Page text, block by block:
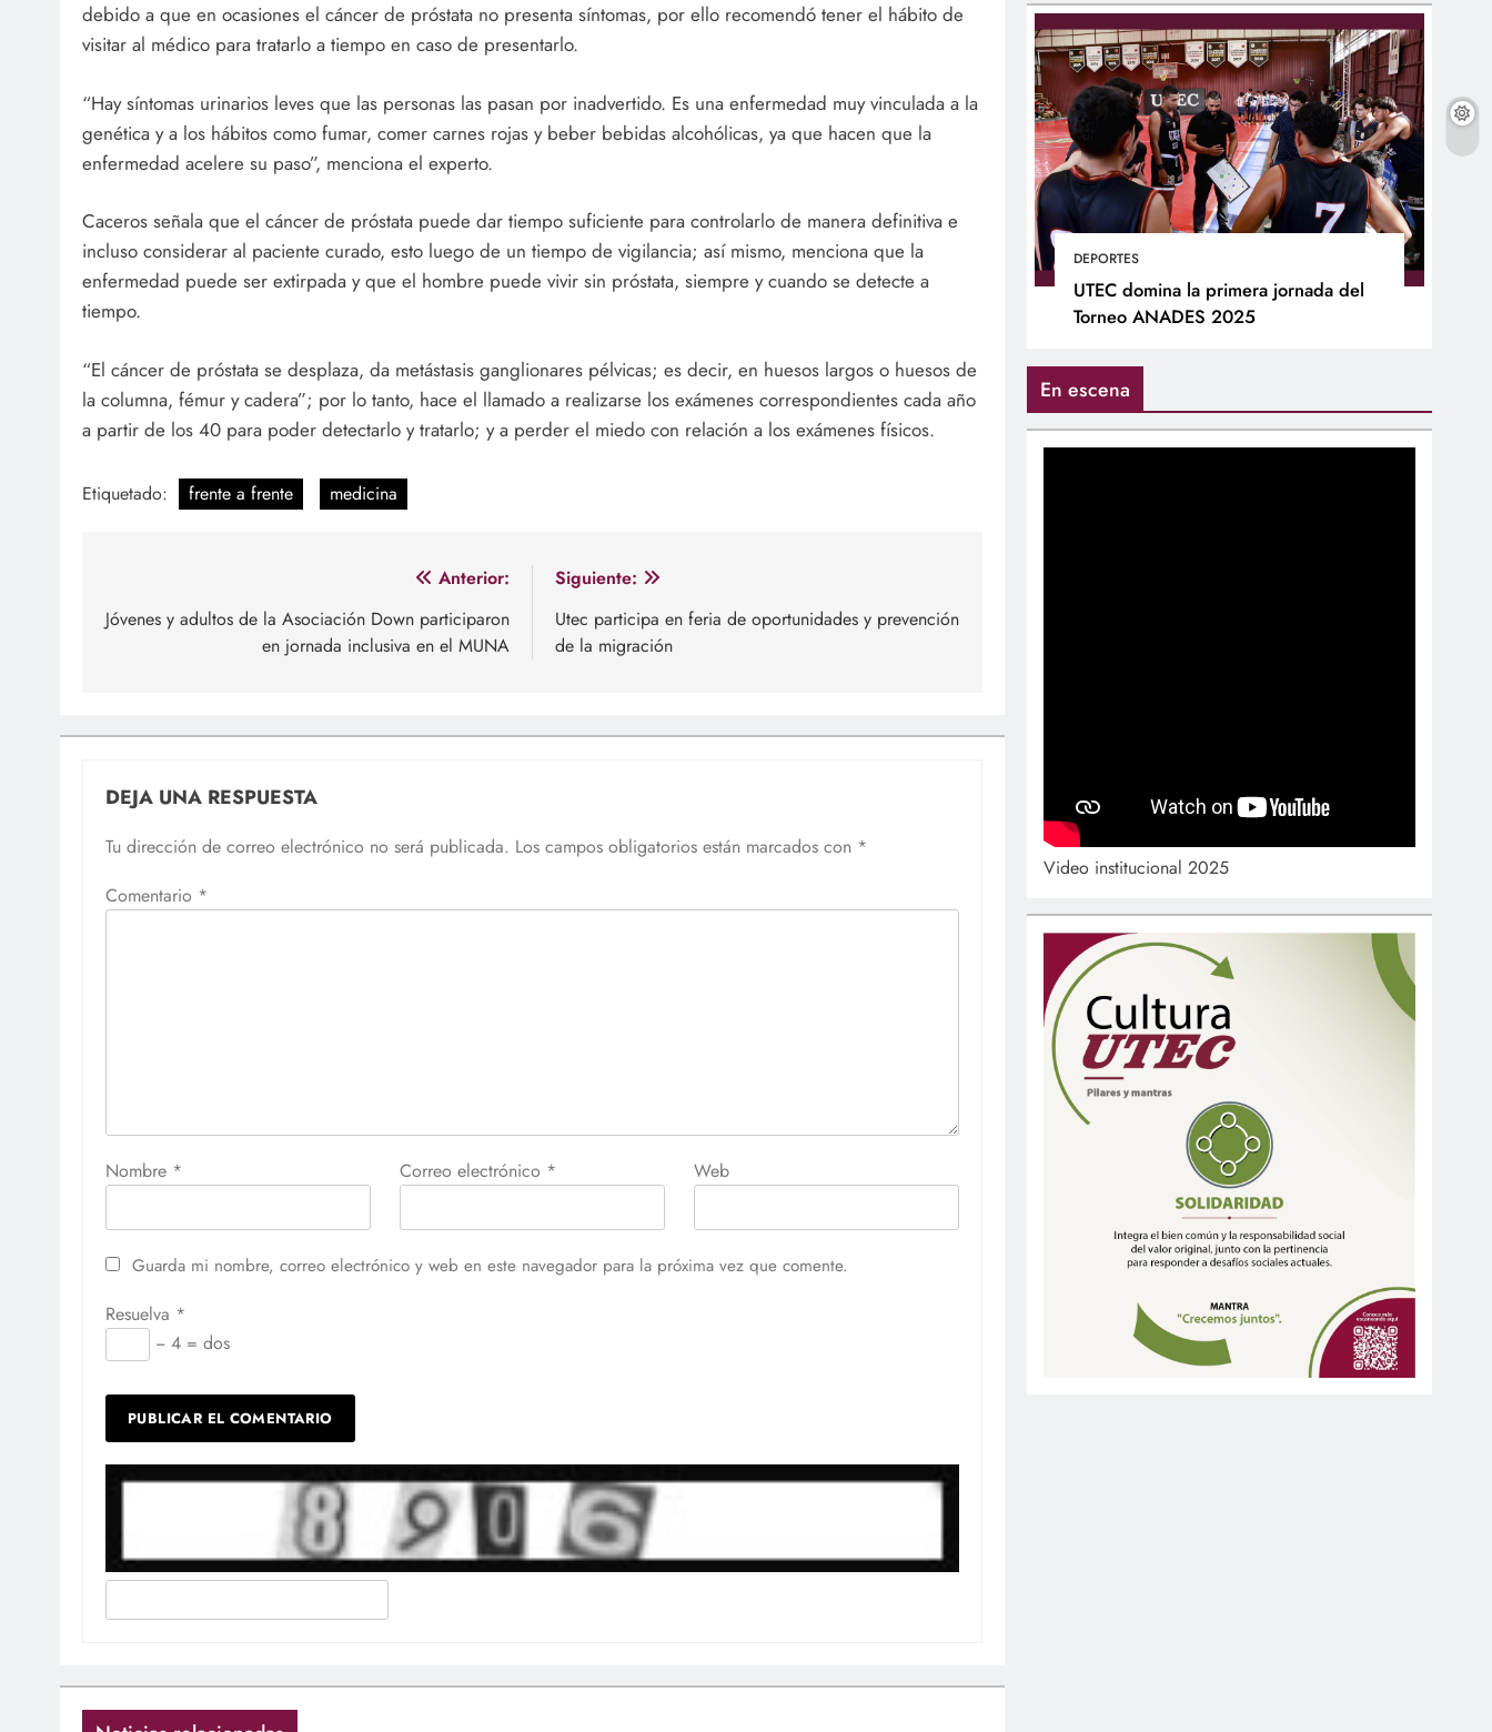
debido a que en ocasiones el cáncer de próstata no presenta síntomas, por ello recomendó tener el hábito de
visitar al médico para tratarlo a tiempo en caso de presentarlo.
“Hay síntomas urinarios leves que las personas las pasan por inadvertido. Es una enfermedad muy vinculada a la
genética y a los hábitos como fumar, comer carnes rojas y beber bebidas alcohólicas, ya que hacen que la
enfermedad acelere su paso”, menciona el experto.
Caceros señala que el cáncer de próstata puede dar tiempo suficiente para controlarlo de manera definitiva e
incluso considerar al paciente curado, esto luego de un tiempo de vigilancia; así mismo, menciona que la
enfermedad puede ser extirpada y que el hombre puede vivir sin próstata, siempre y cuando se detecte a
tiempo.
“El cáncer de próstata se desplaza, da metástasis ganglionares pélvicas; es decir, en huesos largos o huesos de
la columna, fémur y cadera”; por lo tanto, hace el llamado a realizarse los exámenes correspondientes cada año
a partir de los 40 para poder detectarlo y tratarlo; y a perder el miedo con relación a los exámenes físicos.
Etiquetado: frente a frente medicina
de
Anterior:
Jóvenes y adultos de la Asociación Down participaron
en jornada inclusiva en el MUNA
Siguiente:
Utec participa en feria de oportunidades y prevención
de la migración
DEJA UNA RESPUESTA
Tu dirección de correo electrónico no será publicada. Los campos obligatorios están marcados con *
Comentario *
Nombre * Correo electrónico * Web
Guarda mi nombre, correo electrónico y web en este navegador para la próxima vez que comente.
Resuelva *
− 4 = dos
DEPORTES
UTEC domina la primera jornada del
Torneo ANADES 2025
En escena
Video institucional 2025